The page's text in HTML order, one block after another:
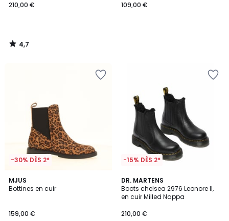
210,00 €
4,7
/
109,00 €
-30% DÈS 2*
MJUS
Bottines en cuir
159,00 €
-15% DÈS 2*
DR. MARTENS
Boots chelsea 2976 Leonore II,
en cuir Milled Nappa
210,00 €